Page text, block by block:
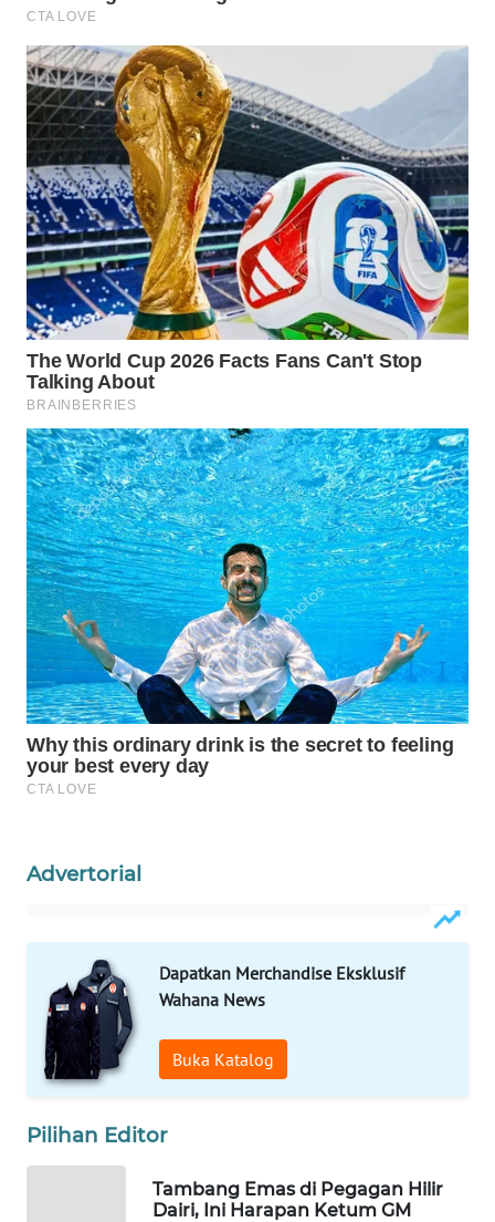
Advertorial
Dapatkan Merchandise Eksklusif
Wahana News
Buka Katalog
Pilihan Editor
Tambang Emas di Pegagan Hilir
Dairi, Ini Harapan Ketum GM
WAHANA
WAHANA
PERSONA
WAHANA
OTOMOTIF
WAHANA
HEALTH
WAHANA
DESA
WISATA
LAPAK
WAHANA
Wahana
Network
KONSUMEN
LISTRIK
MASYARAKAT
KELISTRIKAN
WALINKI
ID
ID
PLN
WATCH
MKLI